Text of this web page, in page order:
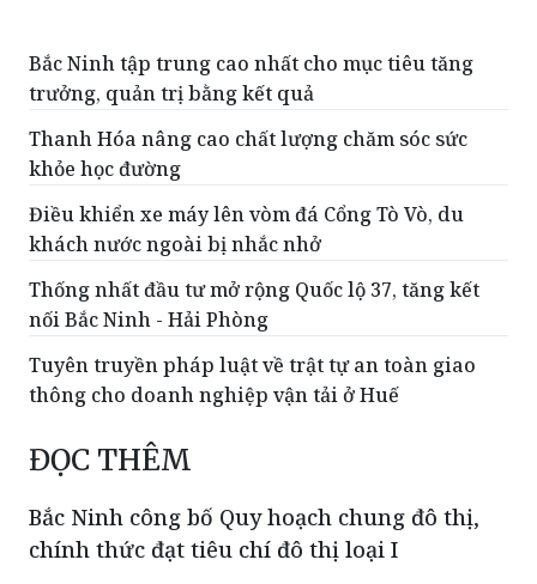
Bắc Ninh tập trung cao nhất cho mục tiêu tăng
trưởng, quản trị bằng kết quả
Thanh Hóa nâng cao chất lượng chăm sóc sức
khỏe học đường
Điều khiển xe máy lên vòm đá Cổng Tò Vò, du
khách nước ngoài bị nhắc nhở
Thống nhất đầu tư mở rộng Quốc lộ 37, tăng kết
nối Bắc Ninh - Hải Phòng
Tuyên truyền pháp luật về trật tự an toàn giao
thông cho doanh nghiệp vận tải ở Huế
ĐỌC THÊM
Bắc Ninh công bố Quy hoạch chung đô thị,
chính thức đạt tiêu chí đô thị loại I